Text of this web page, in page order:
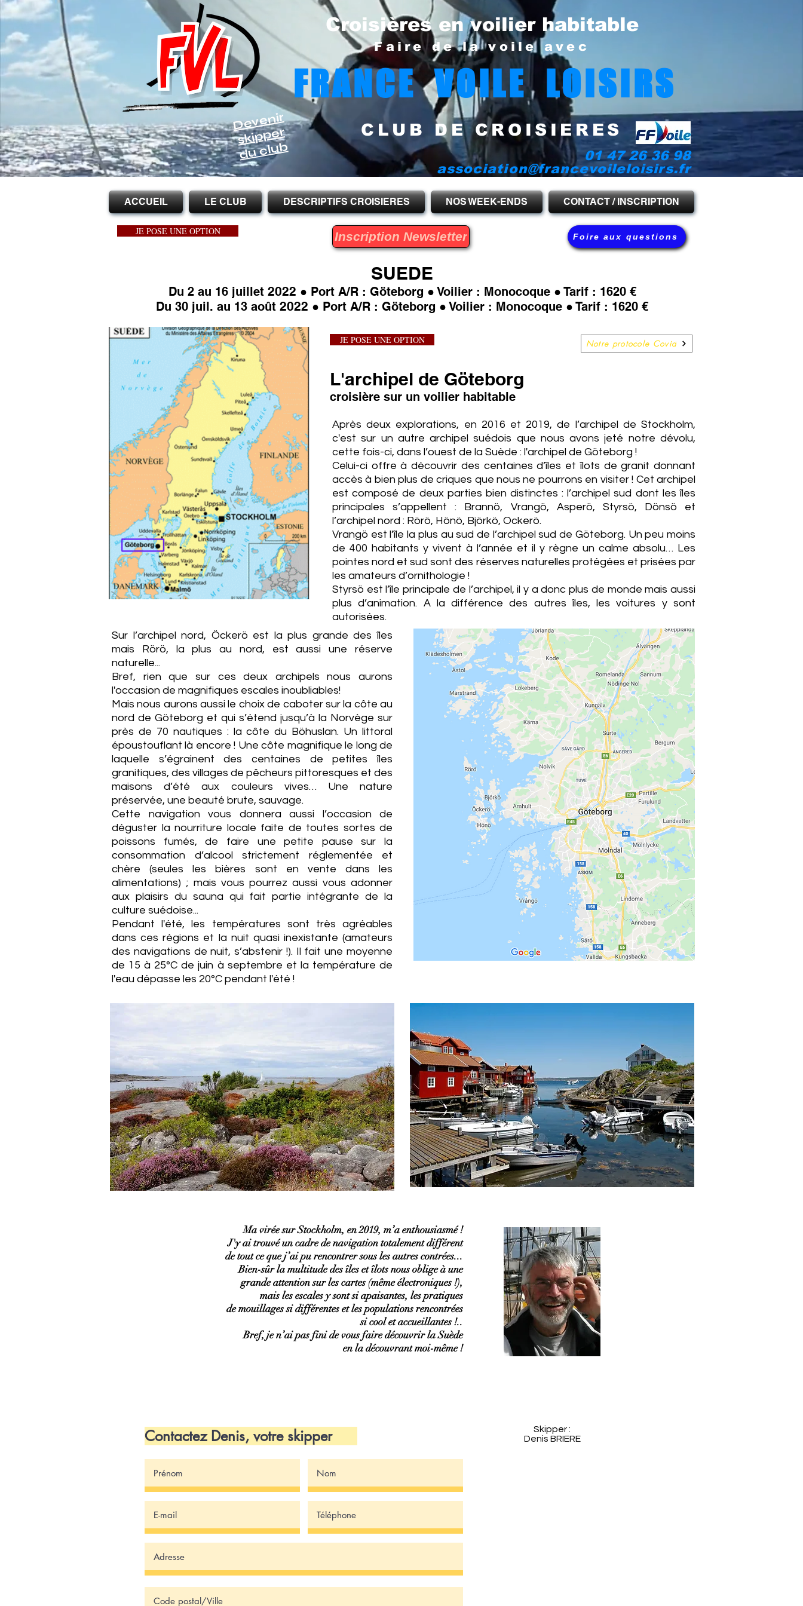
Croisières en voilier habitable
Faire de la voile avec
FRANCE VOILE LOISIRS
Devenir
skipper
du club
CLUB DE CROISIERES
01 47 26 36 98
association@francevoileloisirs.fr
ACCUEIL LE CLUB DESCRIPTIFS CROISIERES NOS WEEK-ENDS CONTACT / INSCRIPTION
JE POSE UNE OPTION Inscription Newsletter Foire aux questions
SUEDE
Du 2 au 16 juillet 2022 ● Port A/R : Göteborg ● Voilier : Monocoque ● Tarif : 1620 €
Du 30 juil. au 13 août 2022 ● Port A/R : Göteborg ● Voilier : Monocoque ● Tarif : 1620 €
JE POSE UNE OPTION Notre protocole Covid
L'archipel de Göteborg
croisière sur un voilier habitable
Après deux explorations, en 2016 et 2019, de l’archipel de Stockholm,
c'est sur un autre archipel suédois que nous avons jeté notre dévolu,
cette fois-ci, dans l’ouest de la Suède : l'archipel de Göteborg !
Celui-ci offre à découvrir des centaines d’îles et îlots de granit donnant
accès à bien plus de criques que nous ne pourrons en visiter ! Cet archipel
est composé de deux parties bien distinctes : l’archipel sud dont les îles
principales s’appellent : Brannö, Vrangö, Asperö, Styrsö, Dönsö et
l’archipel nord : Rörö, Hönö, Björkö, Ockerö.
Vrangö est l’île la plus au sud de l’archipel sud de Göteborg. Un peu moins
de 400 habitants y vivent à l’année et il y règne un calme absolu… Les
pointes nord et sud sont des réserves naturelles protégées et prisées par
les amateurs d’ornithologie !
Styrsö est l’île principale de l’archipel, il y a donc plus de monde mais aussi
plus d’animation. A la différence des autres îles, les voitures y sont
autorisées.
Sur l’archipel nord, Öckerö est la plus grande des îles
mais Rörö, la plus au nord, est aussi une réserve
naturelle...
Bref, rien que sur ces deux archipels nous aurons
l'occasion de magnifiques escales inoubliables!
Mais nous aurons aussi le choix de caboter sur la côte au
nord de Göteborg et qui s’étend jusqu’à la Norvège sur
près de 70 nautiques : la côte du Böhuslan. Un littoral
époustouflant là encore ! Une côte magnifique le long de
laquelle s’égrainent des centaines de petites îles
granitiques, des villages de pêcheurs pittoresques et des
maisons d’été aux couleurs vives… Une nature
préservée, une beauté brute, sauvage.
Cette navigation vous donnera aussi l’occasion de
déguster la nourriture locale faite de toutes sortes de
poissons fumés, de faire une petite pause sur la
consommation d’alcool strictement réglementée et
chère (seules les bières sont en vente dans les
alimentations) ; mais vous pourrez aussi vous adonner
aux plaisirs du sauna qui fait partie intégrante de la
culture suédoise...
Pendant l'été, les températures sont très agréables
dans ces régions et la nuit quasi inexistante (amateurs
des navigations de nuit, s’abstenir !). Il fait une moyenne
de 15 à 25°C de juin à septembre et la température de
l'eau dépasse les 20°C pendant l'été !
Ma virée sur Stockholm, en 2019, m’a enthousiasmé !
J'y ai trouvé un cadre de navigation totalement différent
de tout ce que j’ai pu rencontrer sous les autres contrées...
Bien-sûr la multitude des îles et îlots nous oblige à une
grande attention sur les cartes (même électroniques !),
mais les escales y sont si apaisantes, les pratiques
de mouillages si différentes et les populations rencontrées
si cool et accueillantes !..
Bref, je n’ai pas fini de vous faire découvrir la Suède
en la découvrant moi-même !
Contactez Denis, votre skipper
Skipper :
Denis BRIERE